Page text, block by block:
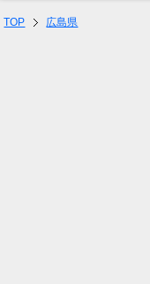
TOP 広島県